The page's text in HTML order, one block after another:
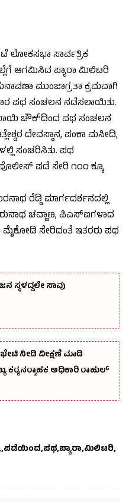
ಲೋಕಸಭಾ ಸಾರ್ವತ್ರಿಕ
ಆಗಮಿಸಿದ ಪ್ಯಾರಾ ಮಿಲಿಟರಿ
ಮುಂಜಾಗ್ರತಾ ಕ್ರಮವಾಗಿ
ಪಥ ಸಂಚಲನ ನಡೆಸಲಾಯಿತು.
ಚೌಕ್‌ದಿಂದ ಪಥ ಸಂಚಲನ
ದೇವಸ್ಥಾನ, ಪಂಕಾ ಮಸೀದಿ,
ಸಂಚರಿಸಿತು. ಪಥ
ಪಡೆ ಸೇರಿ ೧೦೦ ಕ್ಕೂ
ರೆಡ್ಡಿ ಮಾರ್ಗದರ್ಶನದಲ್ಲಿ
ಚವ್ಹಾಣ, ಪಿಎಸ್‌ಐಗಳಾದ
ಸೇರಿದಂತೆ ಇತರರು ಪಥ
ಸ್ಥಳದ್ದಲೇ ಸಾವು
ನೀಡಿ ವೀಕ್ಷಣೆ ಮಾಡಿ
ಅಧಿಕಾರಿ ರಾಹುಲ್‌
ಪಡೆಯಿಂದಪಥ ಪ್ಯಾರಾಮಿಲಿಟರಿ